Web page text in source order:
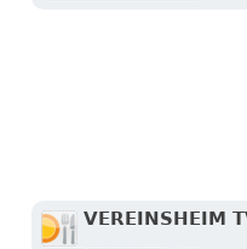
VEREINSHEIM